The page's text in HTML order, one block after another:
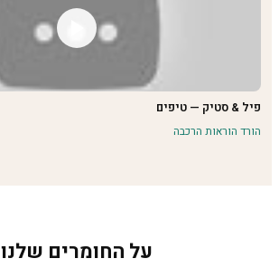
פיל & סטיק — טיפים
הורד הוראות הרכבה
על החומרים שלנו